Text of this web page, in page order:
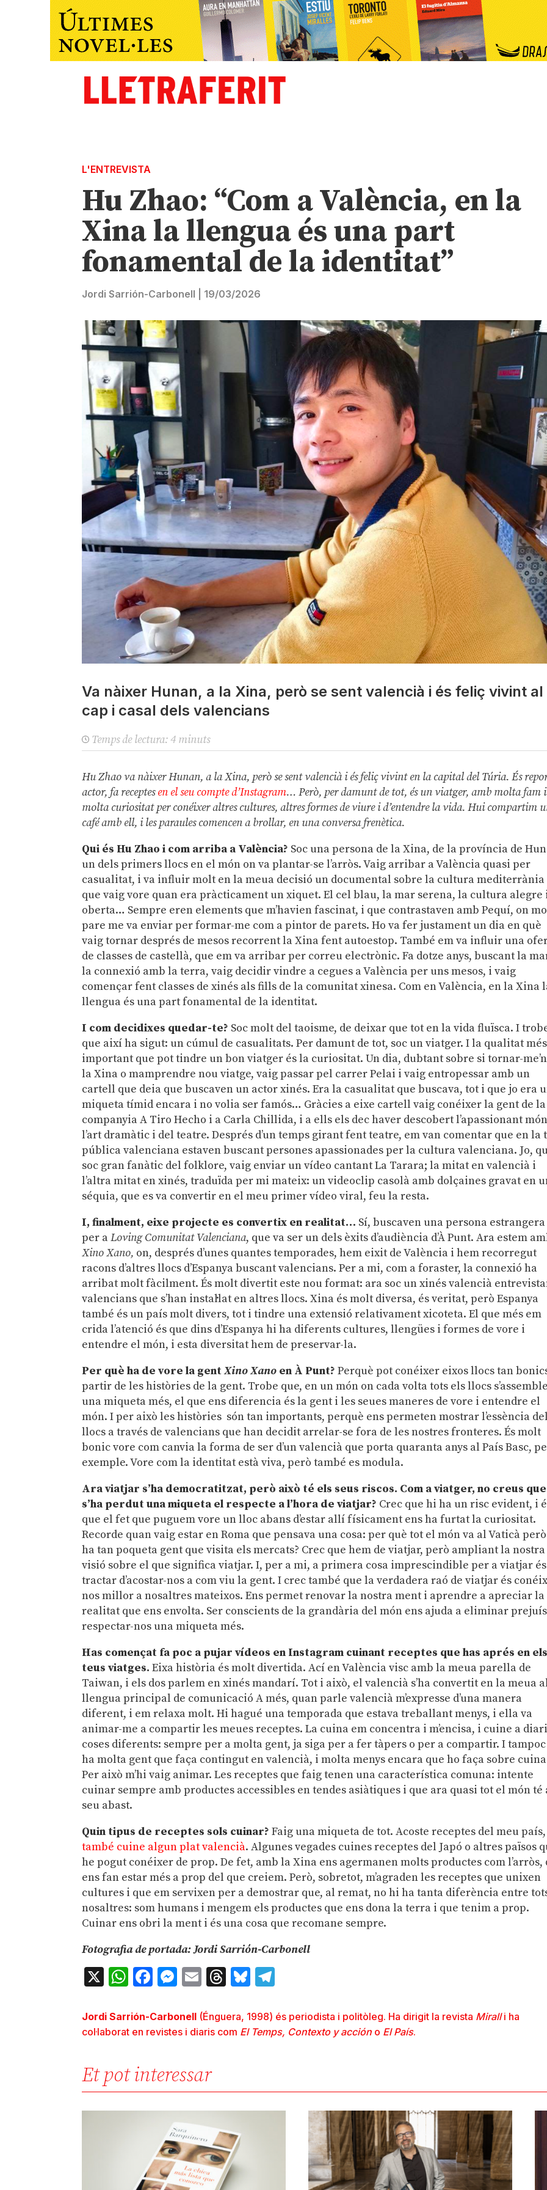
L'ENTREVISTA
Hu Zhao: “Com a València, en la
Xina la llengua és una part
fonamental de la identitat”
Jordi Sarrión-Carbonell 19/03/2026
Va nàixer Hunan, a la Xina, però se sent valencià i és feliç vivint al
cap i casal dels valencians
Temps de lectura: 4 minuts
Hu Zhao va nàixer Hunan, a la Xina, però se sent valencià i és feliç vivint en la capital del Túria. És
actor, fa receptesen el seu compte d’Instagram… Però, per damunt de tot, és un viatger, amb molta fam i
molta curiositat per conéixer altres cultures, altres formes de viure i d’entendre la vida. Hui compartim
café amb ell, i les paraules comencen a brollar, en una conversa frenètica.
Qui és Hu Zhao i com arriba a València? Soc una persona de la Xina, de la província de
un dels primers llocs en el món on va plantar-se l’arròs. Vaig arribar a València quasi per
casualitat, i va influir molt en la meua decisió un documental sobre la cultura mediterrània
que vaig vore quan era pràcticament un xiquet. El cel blau, la mar serena, la cultura alegre
oberta… Sempre eren elements que m’havien fascinat, i que contrastaven amb Pequí, on
pare me va enviar per formar-me com a pintor de parets. Ho va fer justament un dia en què
vaig tornar després de mesos recorrent la Xina fent autoestop. També em va influir una
de classes de castellà, que em va arribar per correu electrònic. Fa dotze anys, buscant la
la connexió amb la terra, vaig decidir vindre a cegues a València per uns mesos, i vaig
començar fent classes de xinés als fills de la comunitat xinesa. Com en València, en la Xina
llengua és una part fonamental de la identitat.
I com decidixes quedar-te? Soc molt del taoisme, de deixar que tot en la vida fluïsca. I
que així ha sigut: un cúmul de casualitats. Per damunt de tot, soc un viatger. I la qualitat més
important que pot tindre un bon viatger és la curiositat. Un dia, dubtant sobre si tornar-
la Xina o mamprendre nou viatge, vaig passar pel carrer Pelai i vaig entropessar amb un
cartell que deia que buscaven un actor xinés. Era la casualitat que buscava, tot i que jo era
miqueta tímid encara i no volia ser famós… Gràcies a eixe cartell vaig conéixer la gent de la
companyia A Tiro Hecho i a Carla Chillida, i a ells els dec haver descobert l’apassionant
l’art dramàtic i del teatre. Després d’un temps girant fent teatre, em van comentar que en la
pública valenciana estaven buscant persones apassionades per la cultura valenciana. Jo,
soc gran fanàtic del folklore, vaig enviar un vídeo cantant La Tarara; la mitat en valencià i
l’altra mitat en xinés, traduïda per mi mateix: un videoclip casolà amb dolçaines gravat en
séquia, que es va convertir en el meu primer vídeo viral, feu la resta.
I, finalment, eixe projecte es convertix en realitat… Sí, buscaven una persona estrangera
per aLoving Comunitat Valenciana, que va ser un dels èxits d’audiència d’À Punt. Ara estem
Xino Xano, on, després d’unes quantes temporades, hem eixit de València i hem recorregut
racons d’altres llocs d’Espanya buscant valencians. Per a mi, com a foraster, la connexió ha
arribat molt fàcilment. És molt divertit este nou format: ara soc un xinés valencià
valencians que s’han instal·lat en altres llocs. Xina és molt diversa, és veritat, però Espanya
també és un país molt divers, tot i tindre una extensió relativament xicoteta. El que més em
crida l’atenció és que dins d’Espanya hi ha diferents cultures, llengües i formes de vore i
entendre el món, i esta diversitat hem de preservar-la.
Per què ha de vore la gentXino Xano en À Punt?Perquè pot conéixer eixos llocs tan
partir de les històries de la gent. Trobe que, en un món on cada volta tots els llocs
una miqueta més, el que ens diferencia és la gent i les seues maneres de vore i entendre el
món. I per això les històries són tan importants, perquè ens permeten mostrar l’essència
llocs a través de valencians que han decidit arrelar-se fora de les nostres fronteres. És molt
bonic vore com canvia la forma de ser d’un valencià que porta quaranta anys al País Basc,
exemple. Vore com la identitat està viva, però també es modula.
Ara viatjar s’ha democratitzat, però això té els seus riscos. Com a viatger, no creus que
s’ha perdut una miqueta el respecte a l’hora de viatjar? Crec que hi ha un risc evident, i
que el fet que puguem vore un lloc abans d’estar allí físicament ens ha furtat la curiositat.
Recorde quan vaig estar en Roma que pensava una cosa: per què tot el món va al Vaticà
ha tan poqueta gent que visita els mercats? Crec que hem de viatjar, però ampliant la nostra
visió sobre el que significa viatjar. I, per a mi, a primera cosa imprescindible per a viatjar és
tractar d’acostar-nos a com viu la gent. I crec també que la verdadera raó de viatjar és
nos millor a nosaltres mateixos. Ens permet renovar la nostra ment i aprendre a apreciar la
realitat que ens envolta. Ser conscients de la grandària del món ens ajuda a eliminar
respectar-nos una miqueta més.
Has començat fa poc a pujar vídeos en Instagram cuinant receptes que has aprés en els
teus viatges.Eixa història és molt divertida. Ací en València visc amb la meua parella de
Taiwan, i els dos parlem en xinés mandarí. Tot i això, el valencià s’ha convertit en la meua
llengua principal de comunicació A més, quan parle valencià m’expresse d’una manera
diferent, i em relaxa molt. Hi hagué una temporada que estava treballant menys, i ella va
animar-me a compartir les meues receptes. La cuina em concentra i m’encisa, i cuine a diari
coses diferents: sempre per a molta gent, ja siga per a fer tàpers o per a compartir. I
ha molta gent que faça contingut en valencià, i molta menys encara que ho faça sobre
Per això m’hi vaig animar. Les receptes que faig tenen una característica comuna: intente
cuinar sempre amb productes accessibles en tendes asiàtiques i que ara quasi tot el món té
seu abast.
Quin tipus de receptes sols cuinar? Faig una miqueta de tot. Acoste receptes del meu
també cuine algun plat valencià. Algunes vegades cuines receptes del Japó o altres països
he pogut conéixer de prop. De fet, amb la Xina ens agermanen molts productes com l’arròs,
ens fan estar més a prop del que creiem. Però, sobretot, m’agraden les receptes que unixen
cultures i que em servixen per a demostrar que, al remat, no hi ha tanta diferència entre
nosaltres: som humans i mengem els productes que ens dona la terra i que tenim a prop.
Cuinar ens obri la ment i és una cosa que recomane sempre.
Fotografia de portada: Jordi Sarrión-Carbonell
X WhatsApp
Facebook
Messenger
EmailThreads
Bluesky
Jordi Sarrión-Carbonell (Énguera, 1998) és periodista i politòleg. Ha dirigit la revista Miralli ha
col·laborat en revistes i diaris com El Temps, Contexto y acción o El País.
Et pot interessar